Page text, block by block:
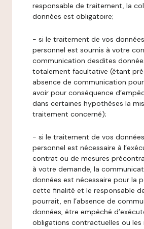
responsable de traitement, la
données est obligatoire;
- si le traitement de vos
personnel est soumis à votre
communication desdites
totalement facultative (étant
absence de communication
avoir pour conséquence
dans certaines hypothèses la
traitement concerné);
- si le traitement de vos
personnel est nécessaire à
contrat ou de mesures
à votre demande, la
données est nécessaire pour la
cette finalité et le responsable
pourrait, en l’absence de
données, être empêché
obligations contractuelles ou les